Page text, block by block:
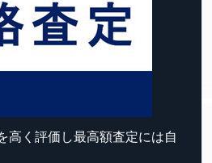
く評価し最高額査定には自